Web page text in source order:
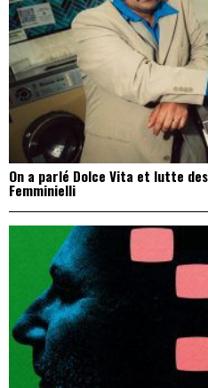
On a parlé Dolce Vita et lutte
Femminielli